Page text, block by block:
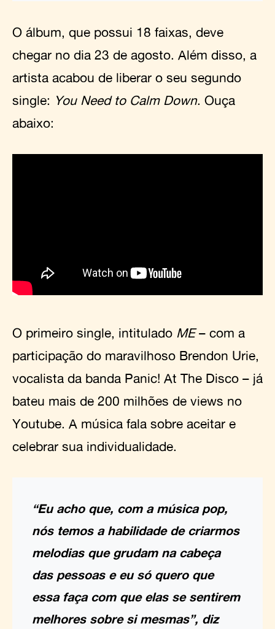
O álbum, que possui 18 faixas, deve
chegar no dia 23 de agosto. Além disso, a
artista acabou de liberar o seu segundo
single: You Need to Calm Down. Ouça
abaixo:
O primeiro single, intitulado ME– com a
participação do maravilhoso Brendon Urie,
vocalista da banda Panic! At The Disco – já
bateu mais de 200 milhões de views no
Youtube. A música fala sobre aceitar e
celebrar sua individualidade.
“Eu acho que, com a música pop,
nós temos a habilidade de criarmos
melodias que grudam na cabeça
das pessoas e eu só quero que
essa faça com que elas se sentirem
melhores sobre si mesmas”, diz